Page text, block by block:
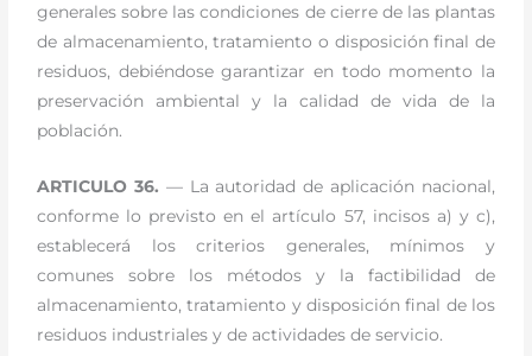
generales sobre las condiciones de cierre de las plantas
de almacenamiento, tratamiento o disposición final de
residuos, debiéndose garantizar en todo momento la
preservación ambiental y la calidad de vida de la
población.
ARTICULO 36. — La autoridad de aplicación nacional,
conforme lo previsto en el artículo 57, incisos a) y c),
establecerá los criterios generales, mínimos y
comunes sobre los métodos y la factibilidad de
almacenamiento, tratamiento y disposición final de los
residuos industriales y de actividades de servicio.